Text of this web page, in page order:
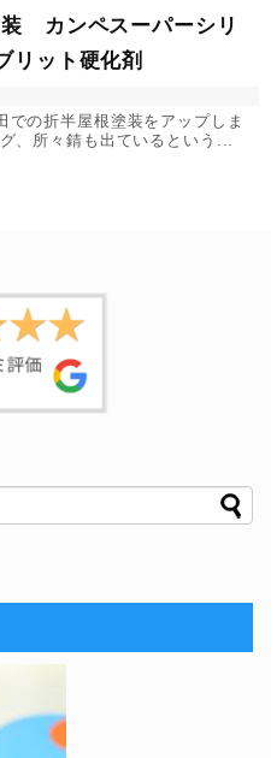
装 カンペスーパーシリ
リット硬化剤
の折半屋根塗装をアップしま
、所々錆も出ているという...